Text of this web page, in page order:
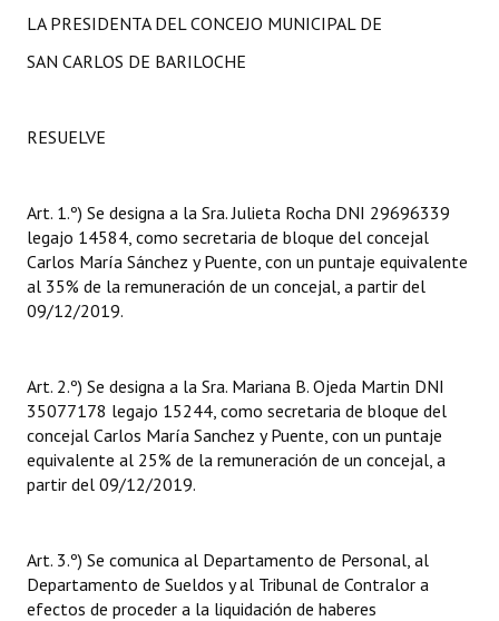
INSTITUCIONAL
Datos Históricos
Premio al Mérito - Registro
Mujeres que Dejaron Huellas - Registro
Periodistas Decanos - Registro
Ciudadano Ilustre - Registro
Huéspedes de Honor - Registro
Antiguos Pobladores - Registro
LA PRESIDENTA DEL CONCEJO MUNICIPAL DE
SAN CARLOS DE BARILOCHE
RESUELVE
Art. 1.º) Se designa a la Sra. Julieta Rocha DNI 29696339
legajo 14584, como secretaria de bloque del concejal
Carlos María Sánchez y Puente, con un puntaje equivalente
al 35% de la remuneración de un concejal, a partir del
09/12/2019.
Art. 2.º) Se designa a la Sra. Mariana B. Ojeda Martin DNI
35077178 legajo 15244, como secretaria de bloque del
concejal Carlos María Sanchez y Puente, con un puntaje
equivalente al 25% de la remuneración de un concejal, a
partir del 09/12/2019.
Art. 3.º) Se comunica al Departamento de Personal, al
Departamento de Sueldos y al Tribunal de Contralor a
efectos de proceder a la liquidación de haberes